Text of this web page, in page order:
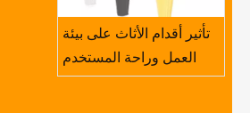
تأثير أقدام الأثاث على بيئة
العمل وراحة المستخدم